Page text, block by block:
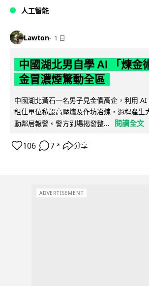
人工智能
Lawton 1 日
中國湖北男自學 AI 「煉金
金冒濃煙驚動全區
中國湖北黃石一名男子見金價高企，利用
租住單位私設高壓爐及作坊冶煉，過程產生
動鄰居報警。警方到場揭發整...
閱讀全文
106 7 ↗ 分享
ADVERTISEMENT